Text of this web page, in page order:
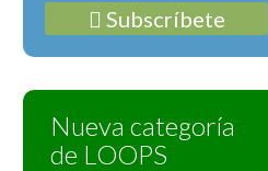
Subscríbete
Nueva categoría
de LOOPS